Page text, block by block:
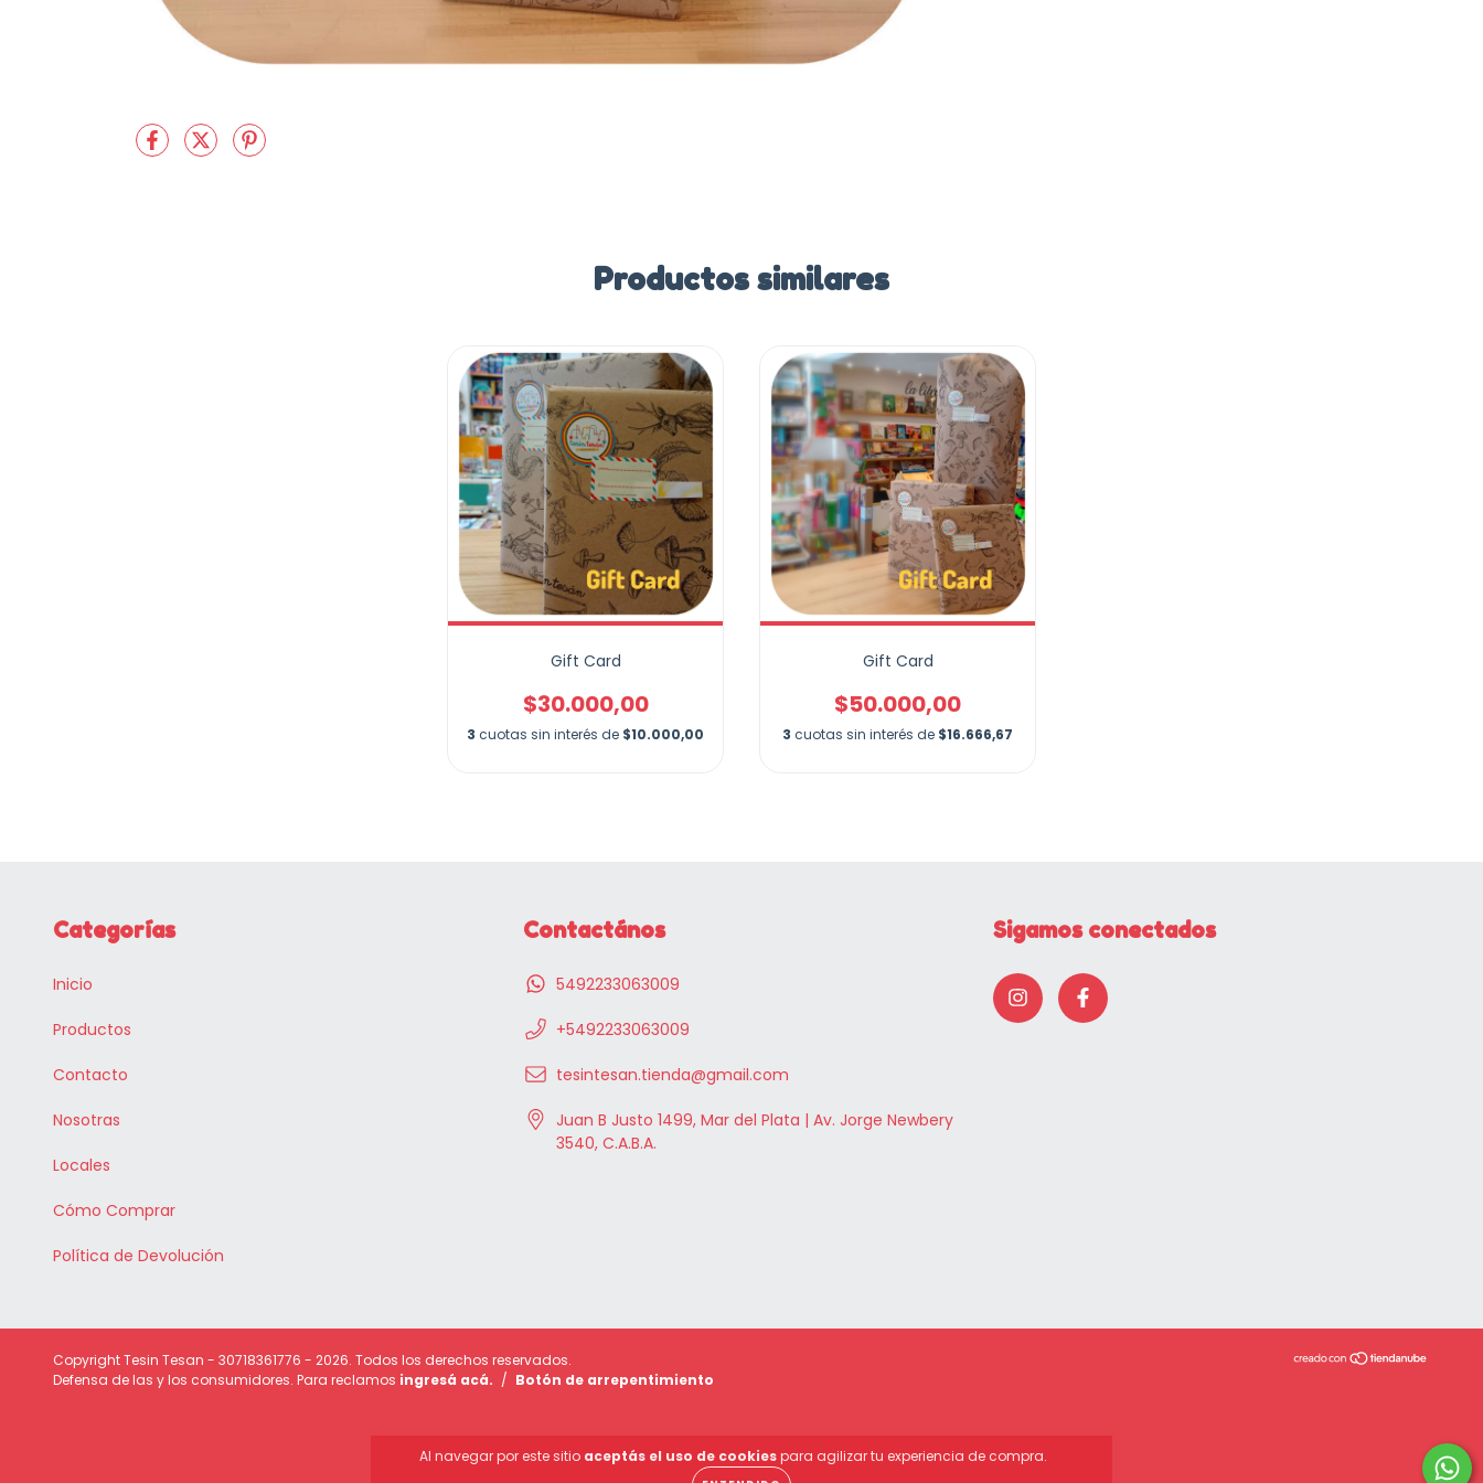
Al navegar por este sitio aceptás el uso de cookiespara agilizar tu experiencia de compra.
Productos similares
Gift Card
$30.000,00
3 cuotas sin interés de $10.000,00
Gift Card
$50.000,00
3 cuotas sin interés de $16.666,67
Categorías
Inicio
Productos
Contacto
Nosotras
Locales
Cómo Comprar
Política de Devolución
Contactános
5492233063009
+5492233063009
tesintesan.tienda@gmail.com
Juan B Justo 1499, Mar del Plata | Av. Jorge Newbery
3540, C.A.B.A.
Sigamos conectados
Copyright Tesin Tesan - 30718361776 - 2026. Todos los derechos reservados.
Defensa de las y los consumidores. Para reclamos ingresá acá. / Botón de arrepentimiento